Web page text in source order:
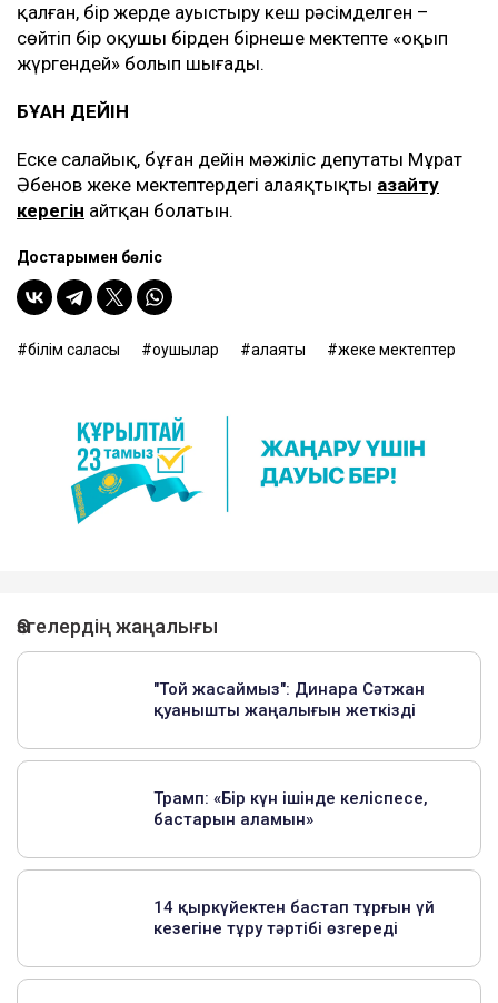
қалған, бір жерде ауыстыру кеш рәсімделген –
сөйтіп бір оқушы бірден бірнеше мектепте «оқып
жүргендей» болып шығады.
БҰҒАН ДЕЙІН
Еске салайық, бұған дейін мәжіліс депутаты Мұрат
Әбенов жеке мектептердегі алаяқтықты азайту
керегін айтқан болатын.
Достарыңмен бөліс
білім саласы оқушылар алаяқтық жеке мектептер